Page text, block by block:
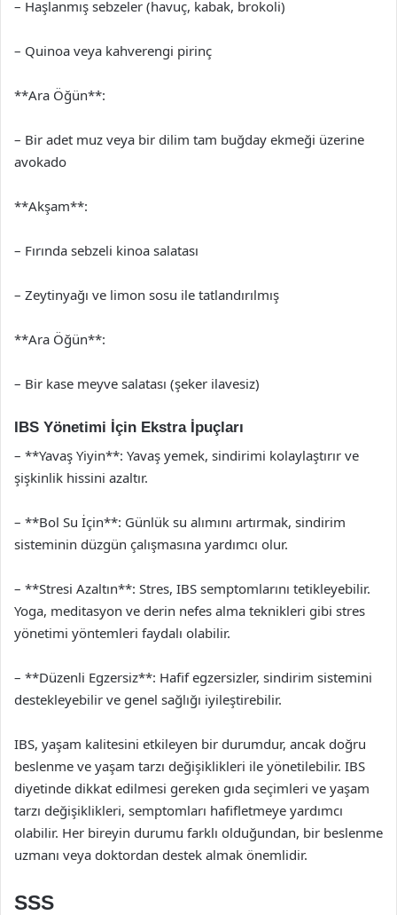
– Haşlanmış sebzeler (havuç, kabak, brokoli)
– Quinoa veya kahverengi pirinç
**Ara Öğün**:
– Bir adet muz veya bir dilim tam buğday ekmeği üzerine
avokado
**Akşam**:
– Fırında sebzeli kinoa salatası
– Zeytinyağı ve limon sosu ile tatlandırılmış
**Ara Öğün**:
– Bir kase meyve salatası (şeker ilavesiz)
IBS Yönetimi İçin Ekstra İpuçları
– **Yavaş Yiyin**: Yavaş yemek, sindirimi kolaylaştırır ve
şişkinlik hissini azaltır.
– **Bol Su İçin**: Günlük su alımını artırmak, sindirim
sisteminin düzgün çalışmasına yardımcı olur.
– **Stresi Azaltın**: Stres, IBS semptomlarını tetikleyebilir.
Yoga, meditasyon ve derin nefes alma teknikleri gibi stres
yönetimi yöntemleri faydalı olabilir.
– **Düzenli Egzersiz**: Hafif egzersizler, sindirim sistemini
destekleyebilir ve genel sağlığı iyileştirebilir.
IBS, yaşam kalitesini etkileyen bir durumdur, ancak doğru
beslenme ve yaşam tarzı değişiklikleri ile yönetilebilir. IBS
diyetinde dikkat edilmesi gereken gıda seçimleri ve yaşam
tarzı değişiklikleri, semptomları hafifletmeye yardımcı
olabilir. Her bireyin durumu farklı olduğundan, bir beslenme
uzmanı veya doktordan destek almak önemlidir.
SSS